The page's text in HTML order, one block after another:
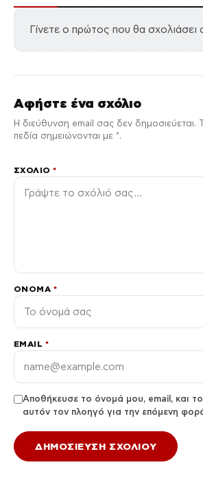
Γίνετε ο πρώτος που θα
Αφήστε ένα σχόλιο
Η διεύθυνση email σας δεν δημοσιεύεται.
πεδία σημειώνονται με *.
ΣΧΌΛΙΟ*
ΌΝΟΜΑ *
EMAIL *
Αποθήκευσε το όνομά μου, email, και
αυτόν τον πλοηγό για την επόμενη